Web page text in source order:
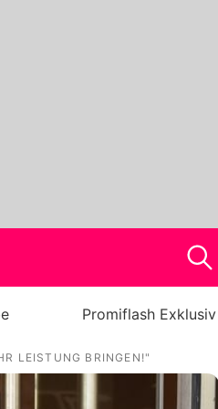
Promiflash Exklusiv
LEISTUNG BRINGEN!"